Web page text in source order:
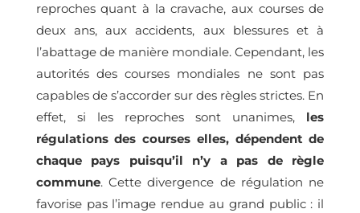
reproches quant à la cravache, aux courses de
deux ans, aux accidents, aux blessures et à
l’abattage de manière mondiale. Cependant, les
autorités des courses mondiales ne sont pas
capables de s’accorder sur des règles strictes. En
effet, si les reproches sont unanimes, les
régulations des courses elles, dépendent de
chaque pays puisqu’il n’y a pas de règle
commune. Cette divergence de régulation ne
favorise pas l’image rendue au grand public : il